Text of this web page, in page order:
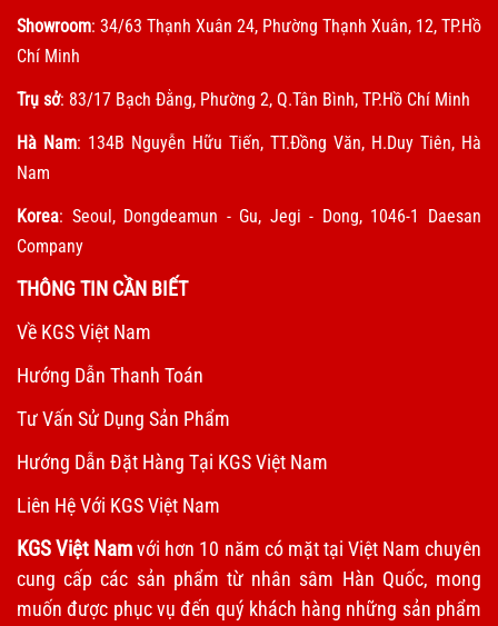
Showroom: 34/63 Thạnh Xuân 24, Phường Thạnh Xuân, 12, TP.Hồ
Chí Minh
Trụ sở: 83/17 Bạch Đằng, Phường 2, Q.Tân Bình, TP.Hồ Chí Minh
Hà Nam: 134B Nguyễn Hữu Tiến, TT.Đồng Văn, H.Duy Tiên, Hà
Nam
Korea: Seoul, Dongdeamun - Gu, Jegi - Dong, 1046-1 Daesan
Company
THÔNG TIN CẦN BIẾT
Về KGS Việt Nam
Hướng Dẫn Thanh Toán
Tư Vấn Sử Dụng Sản Phẩm
Hướng Dẫn Đặt Hàng Tại KGS Việt Nam
Liên Hệ Với KGS Việt Nam
KGS Việt Namvới hơn 10 năm có mặt tại Việt Nam chuyên
cung cấp các sản phẩm từ nhân sâm Hàn Quốc, mong
muốn được phục vụ đến quý khách hàng những sản phẩm